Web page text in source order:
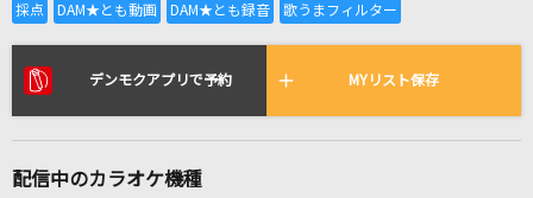
全国りれき
リアルタイムで歌われている曲の一覧
デンモクアプリで予約 MYリスト保存
配信中のカラオケ機種